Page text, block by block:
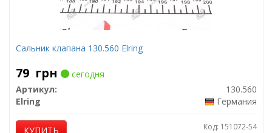
Сальник клапана 130.560 Elring
79 грн
сегодня
Артикул:
130.560
Elring
Германия
КУПИТЬ Код: 151072-54